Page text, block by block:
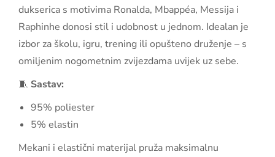
dukserica s motivima Ronalda, Mbappéa, Messija i
Raphinhe donosi stil i udobnost u jednom. Idealan je
izbor za školu, igru, trening ili opušteno druženje – s
omiljenim nogometnim zvijezdama uvijek uz sebe.
🧵 Sastav:
95% poliester
5% elastin
Mekani i elastični materijal pruža maksimalnu